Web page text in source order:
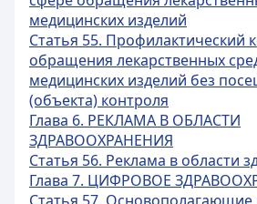
медицинских изделий
Статья 55. Профилактический
обращения лекарственных
медицинских изделий без
(объекта) контроля
Глава 6. РЕКЛАМА В ОБЛАСТИ
ЗДРАВООХРАНЕНИЯ
Статья 56. Реклама в области
Глава 7. ЦИФРОВОЕ